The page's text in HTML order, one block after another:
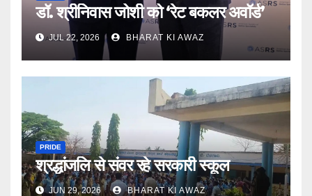
डॉ. श्रीनिवास जोशी को ‘रेट बकलर अवॉर्ड’
JUL 22, 2026 BHARAT KI AWAZ
PRIDE
श्रद्धांजलि से संवर रहे सरकारी स्कूल
JUN 29, 2026 BHARAT KI AWAZ